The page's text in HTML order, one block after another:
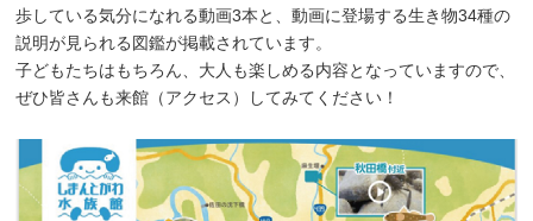
歩している気分になれる動画3本と、動画に登場する生き物34種の
説明が見られる図鑑が掲載されています。
子どもたちはもちろん、大人も楽しめる内容となっていますので、
ぜひ皆さんも来館（アクセス）してみてください！